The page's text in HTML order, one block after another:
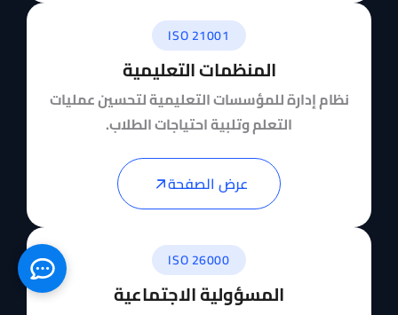
ISO 21001
المنظمات التعليمية
نظام إدارة للمؤسسات التعليمية لتحسين عمليات
التعلم وتلبية احتياجات الطلاب.
عرض الصفحة
ISO 26000
المسؤولية الاجتماعية